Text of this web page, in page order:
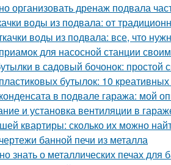
организовать дренаж подвала
воды из подвала: от
воды из подвала: все, что
для насосной станции
в садовый бочонок: простой
бутылок: 10
в подвале гаража: мой
и установка вентиляции в
квартиры: сколько их можно
банной печи из металла
знать о металлических печах для